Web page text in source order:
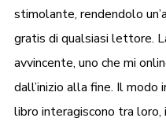
stimolante, rendendolo
gratis di qualsiasi lettore.
avvincente, uno che mi
dall’inizio alla fine. Il modo
libro interagiscono tra